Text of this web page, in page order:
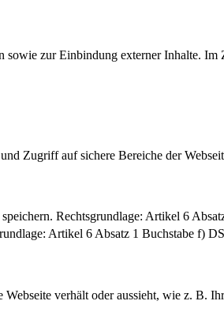
zur Einbindung externer Inhalte. Im
Zugriff auf sichere Bereiche der
Rechtsgrundlage: Artikel 6
Artikel 6 Absatz 1 Buchstabe f)
verhält oder aussieht, wie z. B.